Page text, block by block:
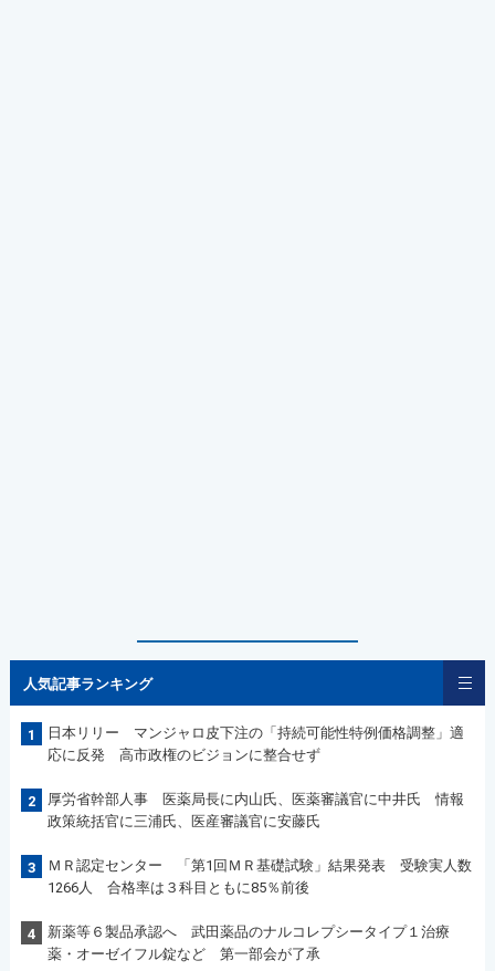
人気記事ランキング
1
日本リリー マンジャロ皮下注の「持続可能性特例価格調整」適
応に反発 高市政権のビジョンに整合せず
2
厚労省幹部人事 医薬局長に内山氏、医薬審議官に中井氏 情報
政策統括官に三浦氏、医産審議官に安藤氏
3
ＭＲ認定センター 「第1回ＭＲ基礎試験」結果発表 受験実人数
1266人 合格率は３科目ともに85％前後
4
新薬等６製品承認へ 武田薬品のナルコレプシータイプ１治療
薬・オーゼイフル錠など 第一部会が了承